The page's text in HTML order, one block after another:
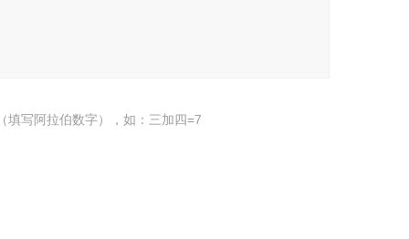
填写阿拉伯数字），如：三加四=7